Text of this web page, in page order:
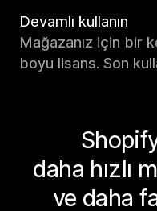
Devamlı kullanın
Mağazanız için bir
boyu lisans. Son
daha hızlı
ve daha